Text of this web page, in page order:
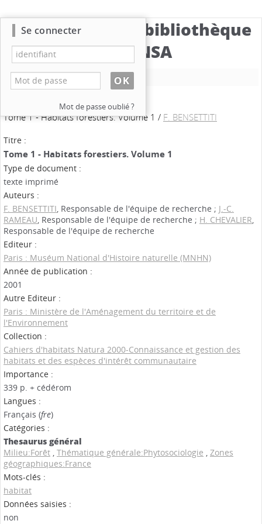
Catalogue de la bibliothèque
du CBNSA
Nouvelle recherche
Tome 1 - Habitats forestiers. Volume 1 / F. BENSETTITI
Titre :
Tome 1 - Habitats forestiers. Volume 1
Type de document :
texte imprimé
Auteurs :
F. BENSETTITI, Responsable de l'équipe de recherche ; J.-C.
RAMEAU, Responsable de l'équipe de recherche ; H. CHEVALIER,
Responsable de l'équipe de recherche
Editeur :
Paris : Muséum National d'Histoire naturelle (MNHN)
Année de publication :
2001
Autre Editeur :
Paris : Ministère de l'Aménagement du territoire et de
l'Environnement
Collection :
Cahiers d'habitats Natura 2000-Connaissance et gestion des
habitats et des espèces d'intérêt communautaire
Importance :
339 p. + cédérom
Langues :
Français (fre)
Catégories :
Thesaurus général
Milieu:Forêt , Thématique générale:Phytosociologie , Zones
géographiques:France
Mots-clés :
habitat
Données saisies :
non
Se connecter
Mot de passe oublié ?